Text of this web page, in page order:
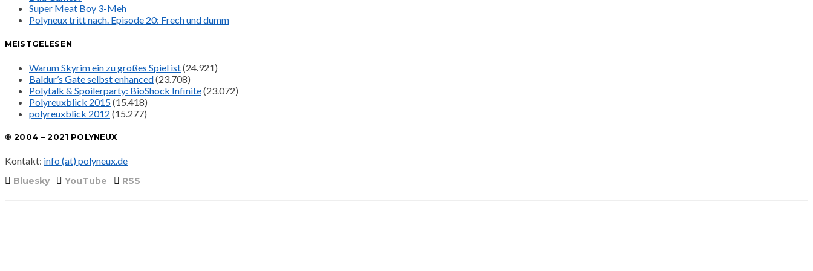
Super Meat Boy 3-Meh
Polyneux tritt nach. Episode 20: Frech und dumm
MEISTGELESEN
Warum Skyrim ein zu großes Spiel ist(24.921)
Baldur’s Gate selbst enhanced(23.708)
Polytalk & Spoilerparty: BioShock Infinite(23.072)
Polyreuxblick 2015(15.418)
polyreuxblick 2012 (15.277)
© 2004 – 2021 POLYNEUX
Kontakt: info (at) polyneux.de
Bluesky YouTube RSS